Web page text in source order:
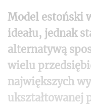
Model estoński
ideału, jednak
alternatywą
wielu
największych
ukształtowanej